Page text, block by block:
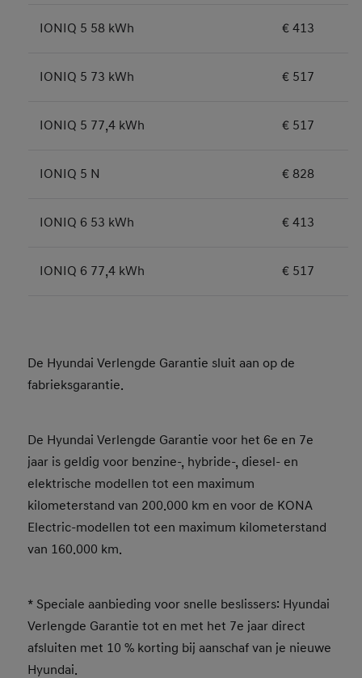
IONIQ 5 58 kWh € 413
IONIQ 5 73 kWh € 517
IONIQ 5 77,4 kWh € 517
IONIQ 5 N € 828
IONIQ 6 53 kWh € 413
IONIQ 6 77,4 kWh € 517
De Hyundai Verlengde Garantie sluit aan op de
fabrieksgarantie.
De Hyundai Verlengde Garantie voor het 6e en 7e
jaar is geldig voor benzine-, hybride-, diesel- en
elektrische modellen tot een maximum
kilometerstand van 200.000 km en voor de KONA
Electric-modellen tot een maximum kilometerstand
van 160.000 km.
* Speciale aanbieding voor snelle beslissers: Hyundai
Verlengde Garantie tot en met het 7e jaar direct
afsluiten met 10 % korting bij aanschaf van je nieuwe
Hyundai.